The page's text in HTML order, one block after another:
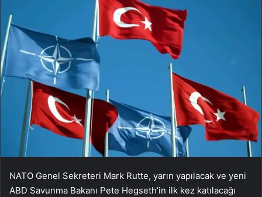
NATO Genel Sekreteri Mark Rutte, yarın yapılacak ve yeni
ABD Savunma Bakanı Pete Hegseth’in ilk kez katılacağı